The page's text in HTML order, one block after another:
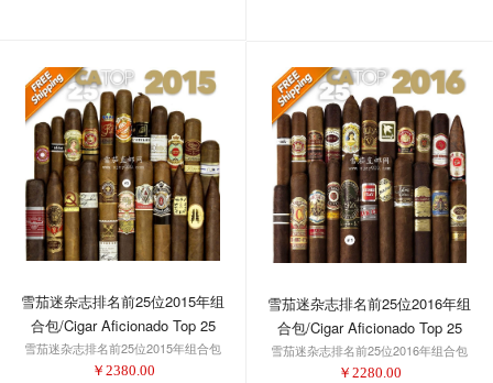
雪茄迷杂志排名前25位2015年组
合包/Cigar Aficionado Top 25
Cigars of 2015 Sampler
雪茄迷杂志排名前25位2015年组合包
￥ 2380.00
雪茄迷杂志排名前25位2016年组
合包/Cigar Aficionado Top 25
Cigars of 2016 Sampler
雪茄迷杂志排名前25位2016年组合包
￥ 2280.00